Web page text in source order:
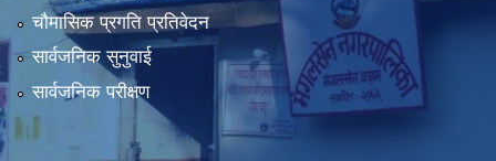
चौमासिक प्रगति प्रतिवेदन
सार्वजनिक सुनुवाई
सार्वजनिक परीक्षण